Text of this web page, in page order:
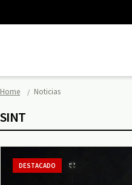
Home Noticias
SINT
DESTACADO